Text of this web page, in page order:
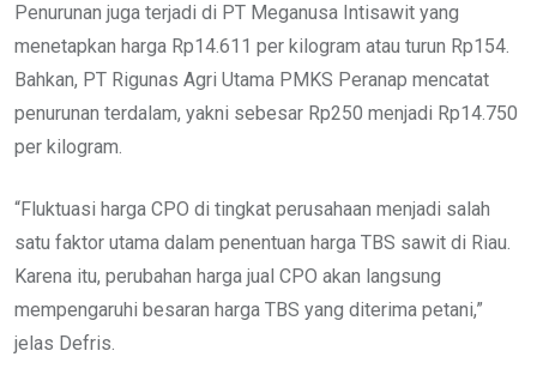
Penurunan juga terjadi di PT Meganusa Intisawit yang
menetapkan harga Rp14.611 per kilogram atau turun Rp154.
Bahkan, PT Rigunas Agri Utama PMKS Peranap mencatat
penurunan terdalam, yakni sebesar Rp250 menjadi Rp14.750
per kilogram.
“Fluktuasi harga CPO di tingkat perusahaan menjadi salah
satu faktor utama dalam penentuan harga TBS sawit di Riau.
Karena itu, perubahan harga jual CPO akan langsung
mempengaruhi besaran harga TBS yang diterima petani,”
jelas Defris.